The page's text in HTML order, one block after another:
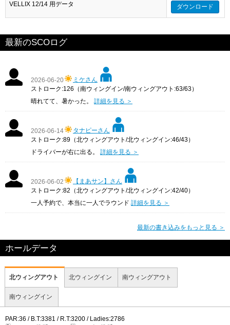
VELLIX 12/14 用データ ダウンロード
最新のSCOログ
2026-06-20
ミケさん
ストローク:126（南ウィングイン/南ウィングアウト:63/63）
晴れてて、暑かった。 詳細を見る ＞
2026-06-14
タナピーさん
ストローク:89（北ウィングアウト/北ウィングイン:46/43）
ドライバーが右に出る。 詳細を見る ＞
2026-06-02
【まあサン】さん
ストローク:82（北ウィングアウト/北ウィングイン:42/40）
一人予約で、本当に一人でラウンド 詳細を見る ＞
最新の書き込みをもっと見る ＞
ホールデータ
北ウィングアウト 北ウィングイン 南ウィングアウト
南ウィングイン
PAR:36 / B.T:3381 / R.T:3200 / Ladies:2786